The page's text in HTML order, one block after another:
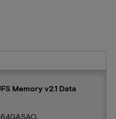
Memory v2.1 Data